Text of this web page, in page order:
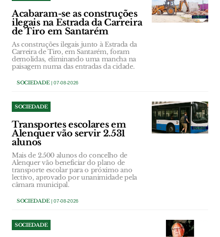
Acabaram-se as construções
ilegais na Estrada da Carreira
de Tiro em Santarém
As construções ilegais junto à Estrada da
Carreira de Tiro, em Santarém, foram
demolidas, eliminando uma mancha na
paisagem numa das entradas da cidade.
SOCIEDADE| 07-08-2026
SOCIEDADE
Transportes escolares em
Alenquer vão servir 2.531
alunos
Mais de 2.500 alunos do concelho de
Alenquer vão beneficiar do plano de
transporte escolar para o próximo ano
lectivo, aprovado por unanimidade pela
câmara municipal.
SOCIEDADE| 07-08-2026
SOCIEDADE